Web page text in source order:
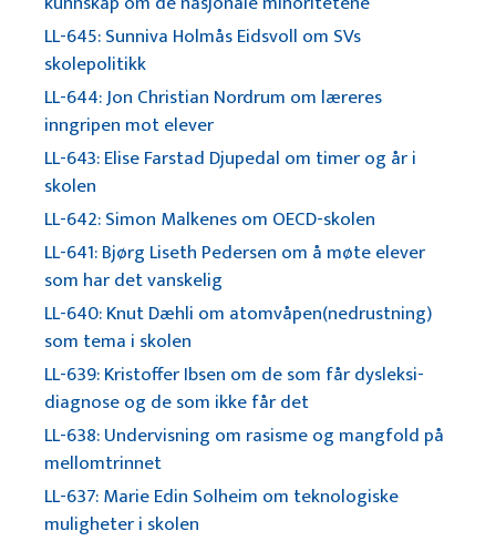
LL-645: Sunniva Holmås Eidsvoll om SVs
skolepolitikk
LL-644: Jon Christian Nordrum om læreres
inngripen mot elever
LL-643: Elise Farstad Djupedal om timer og år i
skolen
LL-642: Simon Malkenes om OECD-skolen
LL-641: Bjørg Liseth Pedersen om å møte elever
som har det vanskelig
LL-640: Knut Dæhli om atomvåpen(nedrustning)
som tema i skolen
LL-639: Kristoffer Ibsen om de som får dysleksi-
diagnose og de som ikke får det
LL-638: Undervisning om rasisme og mangfold på
mellomtrinnet
LL-637: Marie Edin Solheim om teknologiske
muligheter i skolen